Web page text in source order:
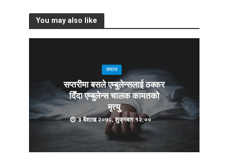
You may also like
समाज
सप्तरीमा बसले एम्बुलेन्सलाई ठक्कर
दिँदा एम्बुलेन्स चालक कामतको
मृत्यु
३ बैशाख २०७८, शुक्रबार १२:००